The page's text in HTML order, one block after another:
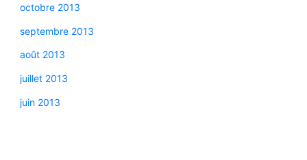
octobre 2013
septembre 2013
août 2013
juillet 2013
juin 2013